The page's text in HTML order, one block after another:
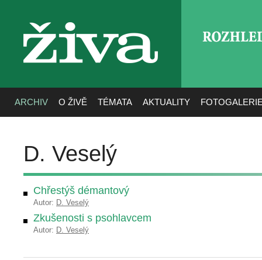
živa
ARCHIV O ŽIVĚ TÉMATA AKTUALITY
D. Veselý
Chřestýš démantový
Autor: D. Veselý
Zkušenosti s psohlavcem
Autor: D. Veselý